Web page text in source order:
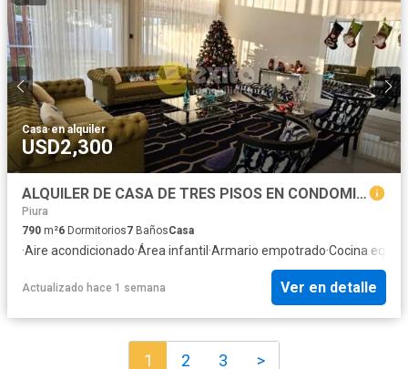
Casa·en alquiler
USD2,300
ALQUILER DE CASA DE TRES PISOS EN CONDOMINIO PRIVADO LOMA BLANCA, LOS EJIDOS PIURA
Piura
790 m²6 Dormitorios7 BañosCasa
·Aire acondicionado·Área infantil ·Armario empotrado·Cocina
Actualizado hace 1 semana Ver en detalle
1 2 3 >